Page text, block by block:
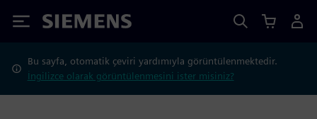
Siemens
Bu sayfa, otomatik çeviri yardımıyla görüntülenmektedir.
İngilizce olarak görüntülenmesini ister misiniz?